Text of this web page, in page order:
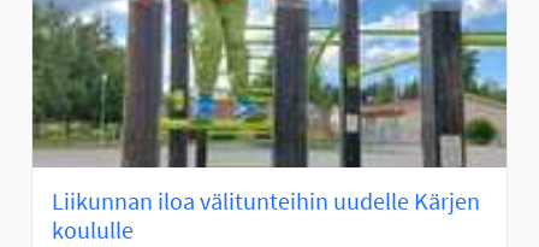
Liikunnan iloa välitunteihin uudelle Kärjen
koululle